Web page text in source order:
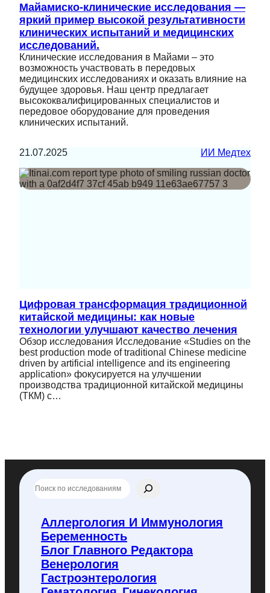
Майамиско-клинические исследования —
яркий пример высокой результативности
клинических испытаний и медицинских
исследований.
Клинические исследования в Майами – это
возможность участвовать в передовых
медицинских исследованиях и оказать влияние на
будущее здоровья. Наш центр предлагает
высококвалифицированных специалистов и
передовое оборудование для проведения
клинических испытаний.
21.07.2025 ИИ Медтех
Цифровая трансформация традиционной
китайской медицины: как новые
технологии улучшают качество лечения
Обзор исследования Исследование «Studies on the
best production mode of traditional Chinese medicine
driven by artificial intelligence and its engineering
application» фокусируется на улучшении
производства традиционной китайской медицины
(ТКМ) с…
П
о
Аллергология И Иммунология
Беременность
Блог Главного Редактора
Венерология
Гастроэнтерология